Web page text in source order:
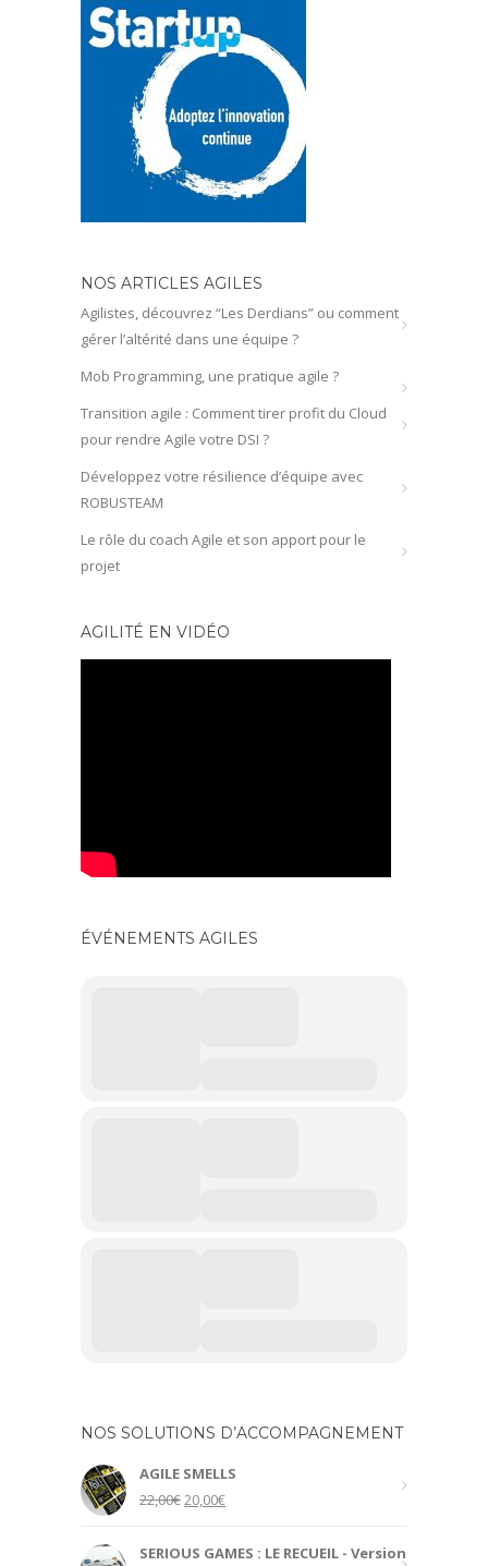
NOS ARTICLES AGILES
Agilistes, découvrez “Les Derdians” ou comment
gérer l’altérité dans une équipe ?
Mob Programming, une pratique agile ?
Transition agile : Comment tirer profit du Cloud
pour rendre Agile votre DSI ?
Développez votre résilience d’équipe avec
ROBUSTEAM
Le rôle du coach Agile et son apport pour le
projet
AGILITÉ EN VIDÉO
ÉVÉNEMENTS AGILES
NOS SOLUTIONS D’ACCOMPAGNEMENT
AGILE SMELLS
22,00€ Original
was:
20,00€Current
is:
SERIOUS GAMES : LE RECUEIL - Version